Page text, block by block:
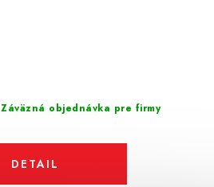
Záväzná objednávka pre firmy
DETAIL